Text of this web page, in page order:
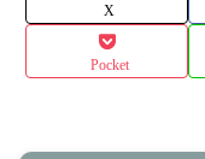
X
Pocket